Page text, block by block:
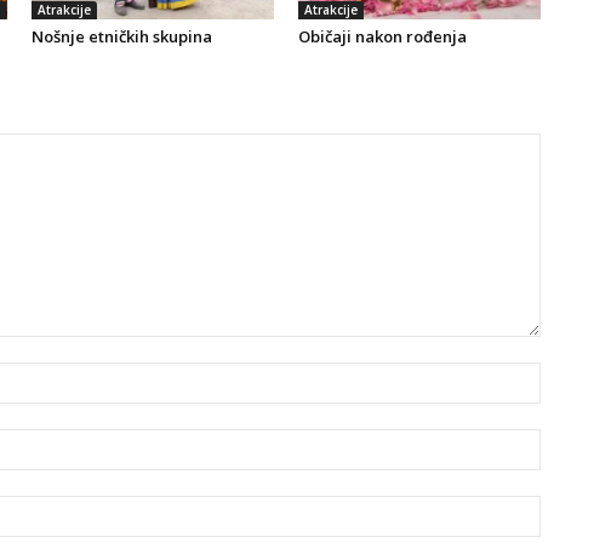
Atrakcije
Nošnje etničkih skupina
Atrakcije
Običaji nakon rođenja